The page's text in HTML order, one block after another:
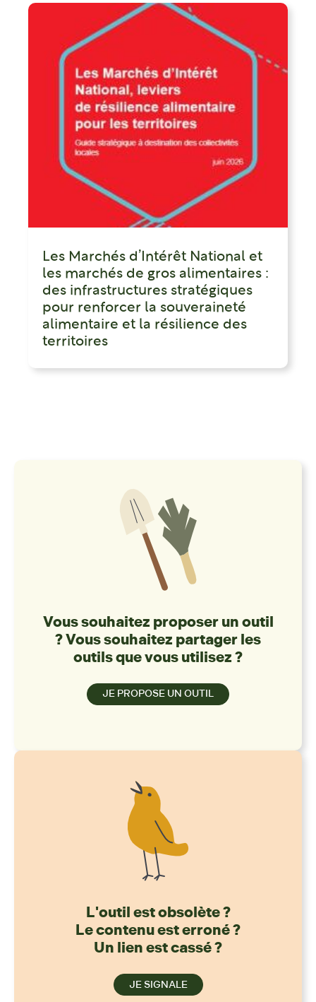
Les Marchés d’Intérêt National et
les marchés de gros alimentaires :
des infrastructures stratégiques
pour renforcer la souveraineté
alimentaire et la résilience des
territoires
Vous souhaitez proposer un outil
? Vous souhaitez partager les
outils que vous utilisez ?
JE PROPOSE UN OUTIL
L'outil est obsolète ?
Le contenu est erroné ?
Un lien est cassé ?
JE SIGNALE